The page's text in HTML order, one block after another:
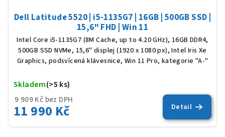
Dell Latitude 5520 | i5-1135G7 | 16GB | 500GB SSD |
15,6" FHD | Win 11
Intel Core i5-1135G7 (8M Cache, up to 4.20 GHz), 16GB DDR4,
500GB SSD NVMe, 15,6" displej (1920 x 1080 px), Intel Iris Xe
Graphics, podsvícená klávesnice, Win 11 Pro, kategorie "A-"
9 909 Kč bez DPH
11 990 Kč
Skladem(>5 ks)
5,0
z
5
Detail